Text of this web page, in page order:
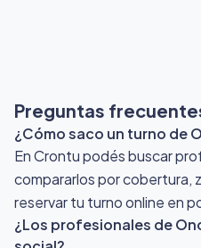
Preguntas
¿Cómo saco un turno de
En Crontu podés buscar
compararlos por cobertura,
reservar tu turno online en
¿Los profesionales de